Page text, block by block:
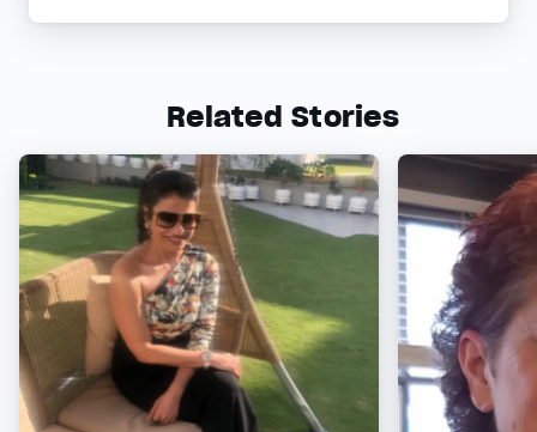
Related Stories